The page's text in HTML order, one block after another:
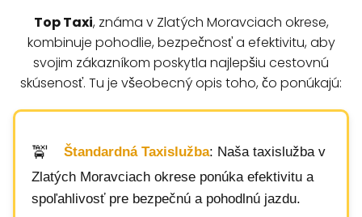
Top Taxi, známa v Zlatých Moravciach okrese,
kombinuje pohodlie, bezpečnosť a efektivitu, aby
svojim zákazníkom poskytla najlepšiu cestovnú
skúsenosť. Tu je všeobecný opis toho, čo ponúkajú:
Štandardná Taxislužba: Naša taxislužba v
Zlatých Moravciach okrese ponúka efektivitu a
spoľahlivosť pre bezpečnú a pohodlnú jazdu.